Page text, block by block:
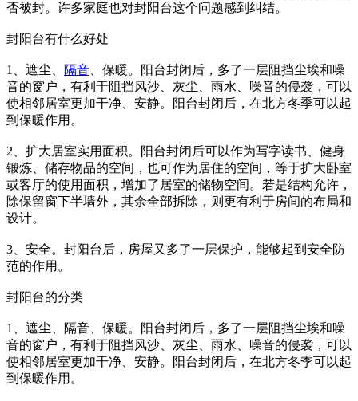
否被封。许多家庭也对封阳台这个问题感到纠结。
封阳台有什么好处
1、遮尘、 隔音 、保暖。阳台封闭后，多了一层阻挡尘埃和噪
音的窗户，有利于阻挡风沙、灰尘、雨水、噪音的侵袭，可以
使相邻居室更加干净、安静。阳台封闭后，在北方冬季可以起
到保暖作用。
2、扩大居室实用面积。阳台封闭后可以作为写字读书、健身
锻炼、储存物品的空间，也可作为居住的空间，等于扩大卧室
或客厅的使用面积，增加了居室的储物空间。若是结构允许，
除保留窗下半墙外，其余全部拆除，则更有利于房间的布局和
设计。
3、安全。封阳台后，房屋又多了一层保护，能够起到安全防
范的作用。
封阳台的分类
1、遮尘、隔音、保暖。阳台封闭后，多了一层阻挡尘埃和噪
音的窗户，有利于阻挡风沙、灰尘、雨水、噪音的侵袭，可以
使相邻居室更加干净、安静。阳台封闭后，在北方冬季可以起
到保暖作用。